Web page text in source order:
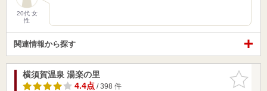
20代 女
性
関連情報から探す
お気に入
りに追加
横須賀温泉 湯楽の里
4.4点/ 398 件